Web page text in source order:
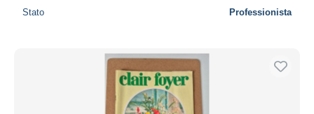
Stato Professionista